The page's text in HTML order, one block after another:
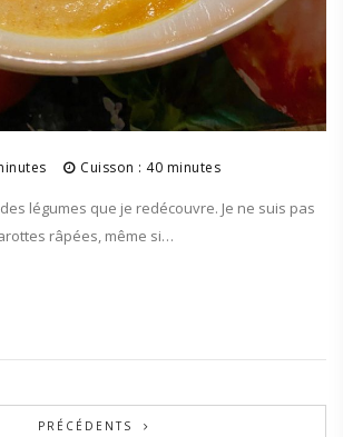
Cuisson : 40 minutes
légumes que je redécouvre. Je ne suis pas
râpées, même si…
PRÉCÉDENTS